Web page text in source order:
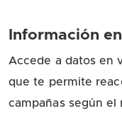
Información
Accede a datos en
que te permite
campañas según